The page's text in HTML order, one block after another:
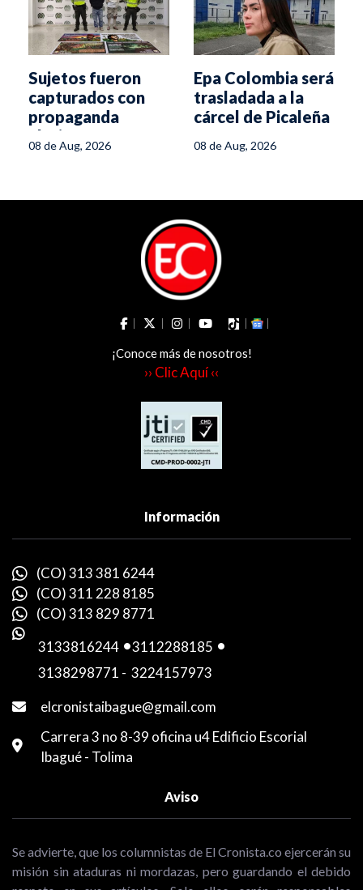
Sujetos fueron
capturados con
propaganda
alusiva a
disidencias en
08 de Aug, 2026
Epa Colombia será
trasladada a la
cárcel de Picaleña
08 de Aug, 2026
¡Conoce más de nosotros!
›› Clic Aquí ‹‹
Información
(CO) 313 381 6244
(CO) 311 228 8185
(CO) 313 829 8771
3133816244 -3112288185 -
3138298771 - 3224157973
elcronistaibague@gmail.com
Carrera 3 no 8-39 oficina u4 Edificio Escorial
Ibagué - Tolima
Aviso
Se advierte, que los columnistas de El Cronista.co ejercerán su
misión sin ataduras ni mordazas, pero guardando el debido